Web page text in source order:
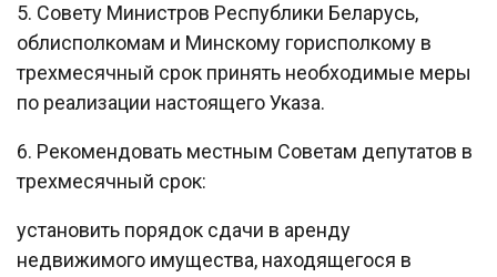
5. Совету Министров Республики Беларусь,
облисполкомам и Минскому горисполкому в
трехмесячный срок принять необходимые меры
по реализации настоящего Указа.
6. Рекомендовать местным Советам депутатов в
трехмесячный срок:
установить порядок сдачи в аренду
недвижимого имущества, находящегося в